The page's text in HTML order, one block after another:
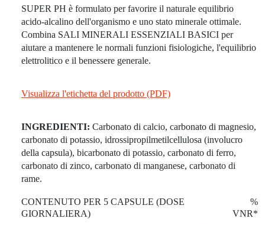
SUPER PH è formulato per favorire il naturale equilibrio
acido-alcalino dell'organismo e uno stato minerale ottimale.
Combina SALI MINERALI ESSENZIALI BASICI per
aiutare a mantenere le normali funzioni fisiologiche, l'equilibrio
elettrolitico e il benessere generale.
Visualizza l'etichetta del prodotto (PDF)
INGREDIENTI: Carbonato di calcio, carbonato di magnesio,
carbonato di potassio, idrossipropilmetilcellulosa (involucro
della capsula), bicarbonato di potassio, carbonato di ferro,
carbonato di zinco, carbonato di manganese, carbonato di
rame.
CONTENUTO PER 5 CAPSULE (DOSE
GIORNALIERA)
%
VNR*